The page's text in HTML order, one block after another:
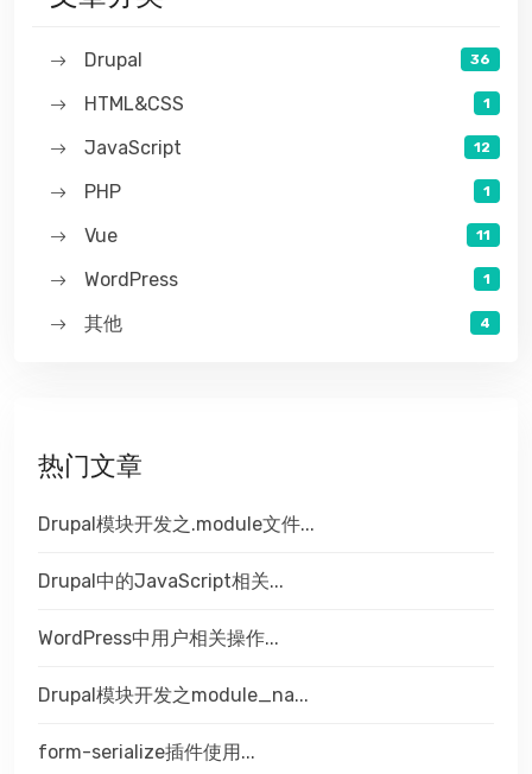
Drupal 36
HTML&CSS 1
JavaScript 12
PHP 1
Vue 11
WordPress 1
其他 4
热门文章
Drupal模块开发之.module文件...
Drupal中的JavaScript相关...
WordPress中用户相关操作...
Drupal模块开发之module_na...
form-serialize插件使用...